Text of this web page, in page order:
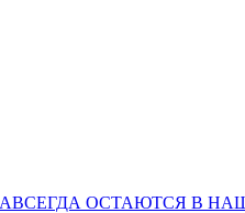
ОСТАЮТСЯ В